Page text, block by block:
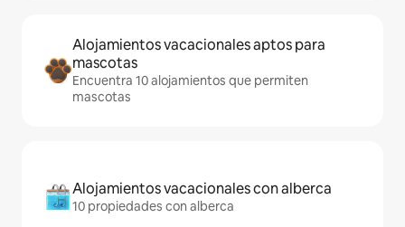
Alojamientos vacacionales aptos para
mascotas
Encuentra 10 alojamientos que permiten
mascotas
Alojamientos vacacionales con alberca
10 propiedades con alberca